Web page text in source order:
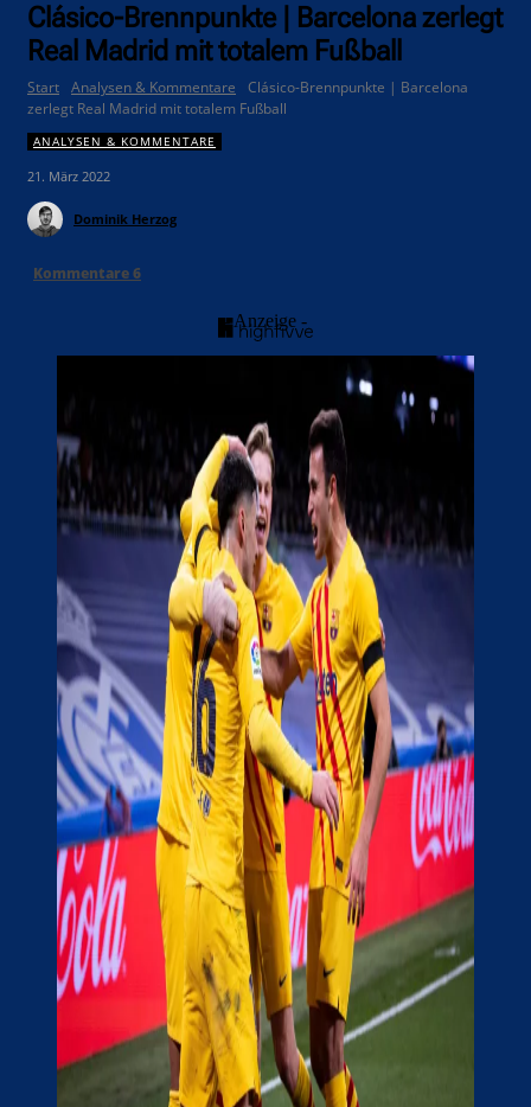
Clásico-Brennpunkte | Barcelona zerlegt
Real Madrid mit totalem Fußball
Start Analysen & Kommentare
Clásico-Brennpunkte | Barcelona
zerlegt Real Madrid mit totalem Fußball
ANALYSEN & KOMMENTARE
21. März 2022
Dominik Herzog
Kommentare6
- Anzeige -